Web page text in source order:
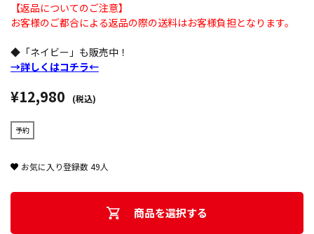
【返品についてのご注意】
お客様のご都合による返品の際の送料はお客様負担となります。
◆「ネイビー」も販売中！
→詳しくはコチラ←
¥12,980 (税込)
予約
お気に入り登録数49人
商品を選択する